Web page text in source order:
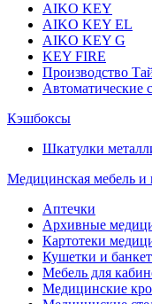
AIKO KEY
AIKO KEY EL
AIKO KEY G
KEY FIRE
Производство
Автоматические
Кэшбоксы
Шкатулки
Медицинская мебель и
Аптечки
Архивные
Картотеки
Кушетки и
Мебель для
Медицинские